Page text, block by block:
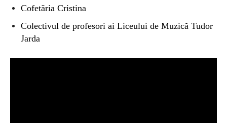
Cofetăria Cristina
Colectivul de profesori ai Liceului de Muzică Tudor
Jarda